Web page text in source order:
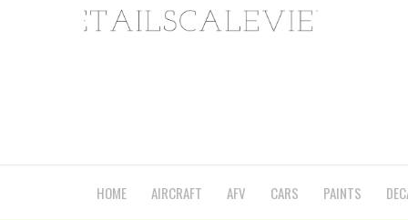
HOME AIRCRAFT AFV CARS PAINTS